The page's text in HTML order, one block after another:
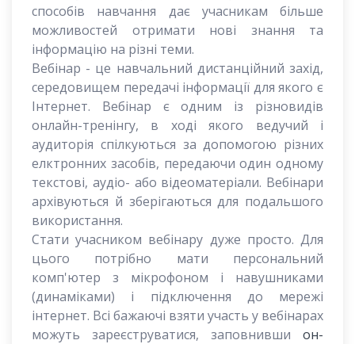
способів навчання дає учасникам більше
можливостей отримати нові знання та
інформацію на різні теми.
Вебінар - це навчальний дистанційний захід,
середовищем передачі інформації для якого є
Інтернет. Вебінар є одним із різновидів
онлайн-тренінгу, в ході якого ведучий і
аудиторія спілкуються за допомогою різних
елктронних засобів, передаючи один одному
текстові, аудіо- або відеоматеріали. Вебінари
архівуються й зберігаються для подальшого
використання.
Стати учасником вебінару дуже просто. Для
цього потрібно мати персональний
комп'ютер з мікрофоном і навушниками
(динаміками) і підключення до мережі
інтернет. Всі бажаючі взяти участь у вебінарах
можуть зареєструватися, заповнивши он-